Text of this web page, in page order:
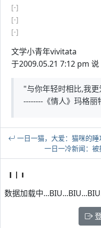
[-]
[-]
[-]
文学小青年vivitata
于2009.05.21 7:12 pm 说
"与你年轻时相比,我
--------《情人》玛格丽
一日一猫，大爱：猫咪的睡
一日一冷新闻：
数据加载中